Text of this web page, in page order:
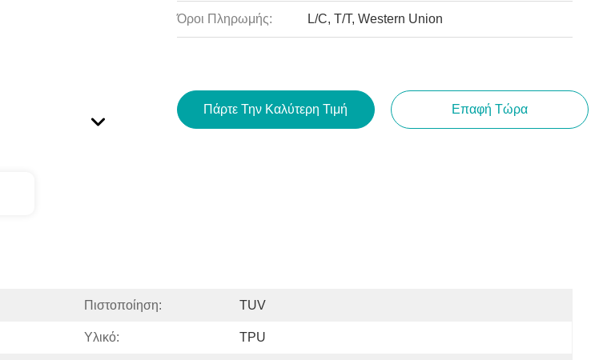
Όροι Πληρωμής: L/C, T/T, Western Union
Πάρτε Την Καλύτερη Τιμή Επαφή Τώρα
Πιστοποίηση: TUV
Υλικό: TPU